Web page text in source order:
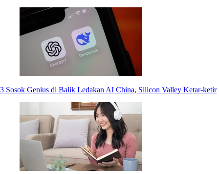
3 Sosok Genius di Balik Ledakan AI China, Silicon Valley Ketar-ketir